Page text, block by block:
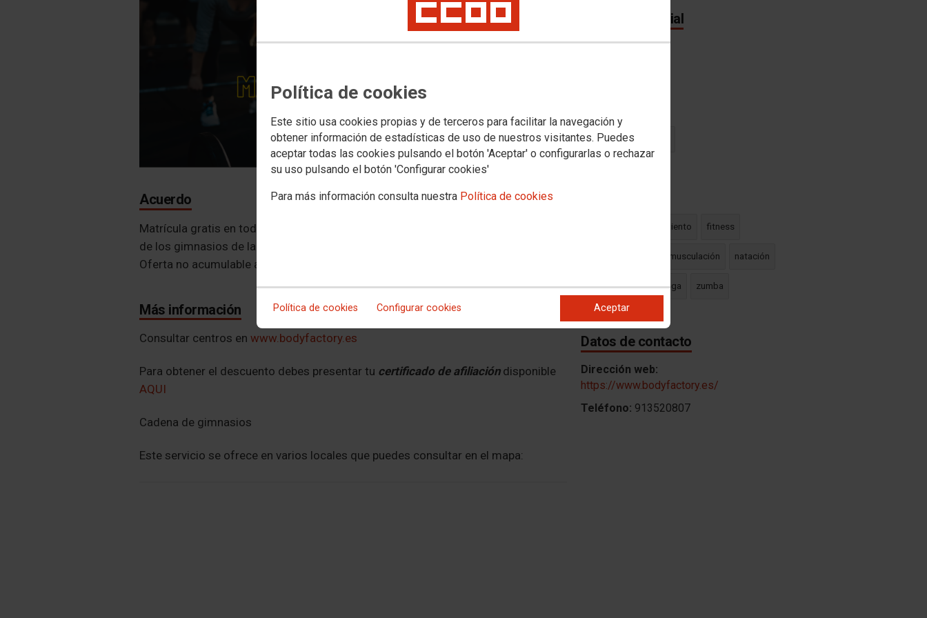
Política de cookies
Este sitio usa cookies propias y de terceros para facilitar la navegación y
obtener información de estadísticas de uso de nuestros visitantes. Puedes
aceptar todas las cookies pulsando el botón 'Aceptar' o configurarlas o rechazar
su uso pulsando el botón 'Configurar cookies'
Para más información consulta nuestra Política de cookies
Política de cookies Configurar cookies Aceptar
Acuerdo
Matrícula gratis en todas las cuotas para personas afiliadas a CCOO en cualquiera
de los gimnasios de la cadena Body Factory. Oferta válida para una única vez.
Oferta no acumulable a otras promociones.
Más información
Consultar centros en www.bodyfactory.es
Para obtener el descuento debes presentar tu certificado de afiliación disponible
AQUI
Cadena de gimnasios
Este servicio se ofrece en varios locales que puedes consultar en el mapa:
Ámbito territorial
Deporte y gimnasios
entrenamiento fitness
musculación natación
pilates step yoga zumba
Datos de contacto
Dirección web:
https://www.bodyfactory.es/
Teléfono: 913520807